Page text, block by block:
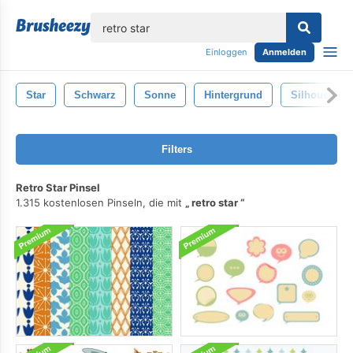
Einloggen Anmelden
Star Schwarz Sonne Hintergrund Silhouette
Filters
Retro Star Pinsel
1.315 kostenlosen Pinseln, die mit
retro star